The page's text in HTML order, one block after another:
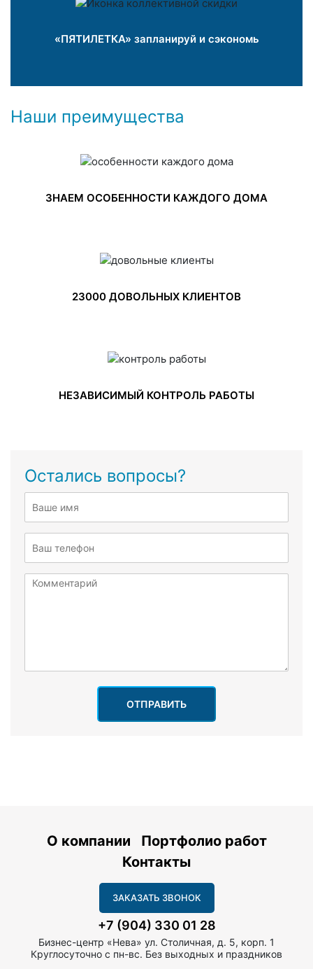
«ПЯТИЛЕТКА» запланируй и сэкономь
Наши преимущества
ЗНАЕМ ОСОБЕННОСТИ КАЖДОГО ДОМА
23000 ДОВОЛЬНЫХ КЛИЕНТОВ
НЕЗАВИСИМЫЙ КОНТРОЛЬ РАБОТЫ
Остались вопросы?
ОТПРАВИТЬ
О компании
Портфолио работ
Контакты
ЗАКАЗАТЬ ЗВОНОК
+7 (904) 330 01 28
Бизнес-центр «Нева» ул. Столичная, д. 5, корп. 1
Круглосуточно с пн-вс. Без выходных и праздников